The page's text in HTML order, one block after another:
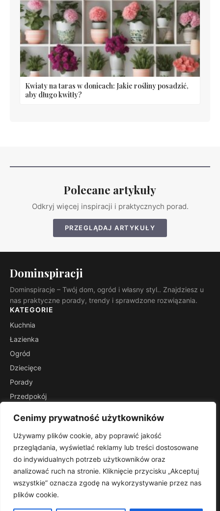
Cenimy prywatność użytkowników
Używamy plików cookie, aby poprawić jakość
przeglądania, wyświetlać reklamy lub treści dostosowane
do indywidualnych potrzeb użytkowników oraz
analizować ruch na stronie. Kliknięcie przycisku „Akceptuj
wszystkie” oznacza zgodę na wykorzystywanie przez nas
plików cookie.
Kwiaty na taras w donicach: Jakie rośliny posadzić,
aby długo kwitły?
Polecane artykuły
Odkryj więcej inspiracji i praktycznych porad.
PRZEGLĄDAJ ARTYKUŁY
Dominspiracji
Dominspiracje – Twój dom, ogród i własny styl.. Znajdziesz u
nas praktyczne porady, trendy i sprawdzone rozwiązania.
KATEGORIE
Kuchnia
Łazienka
Ogród
Dziecięce
Porady
Przedpokój
INFORMACJE
Kontakt
Mapa witryny
Polityka prywatności
RSS